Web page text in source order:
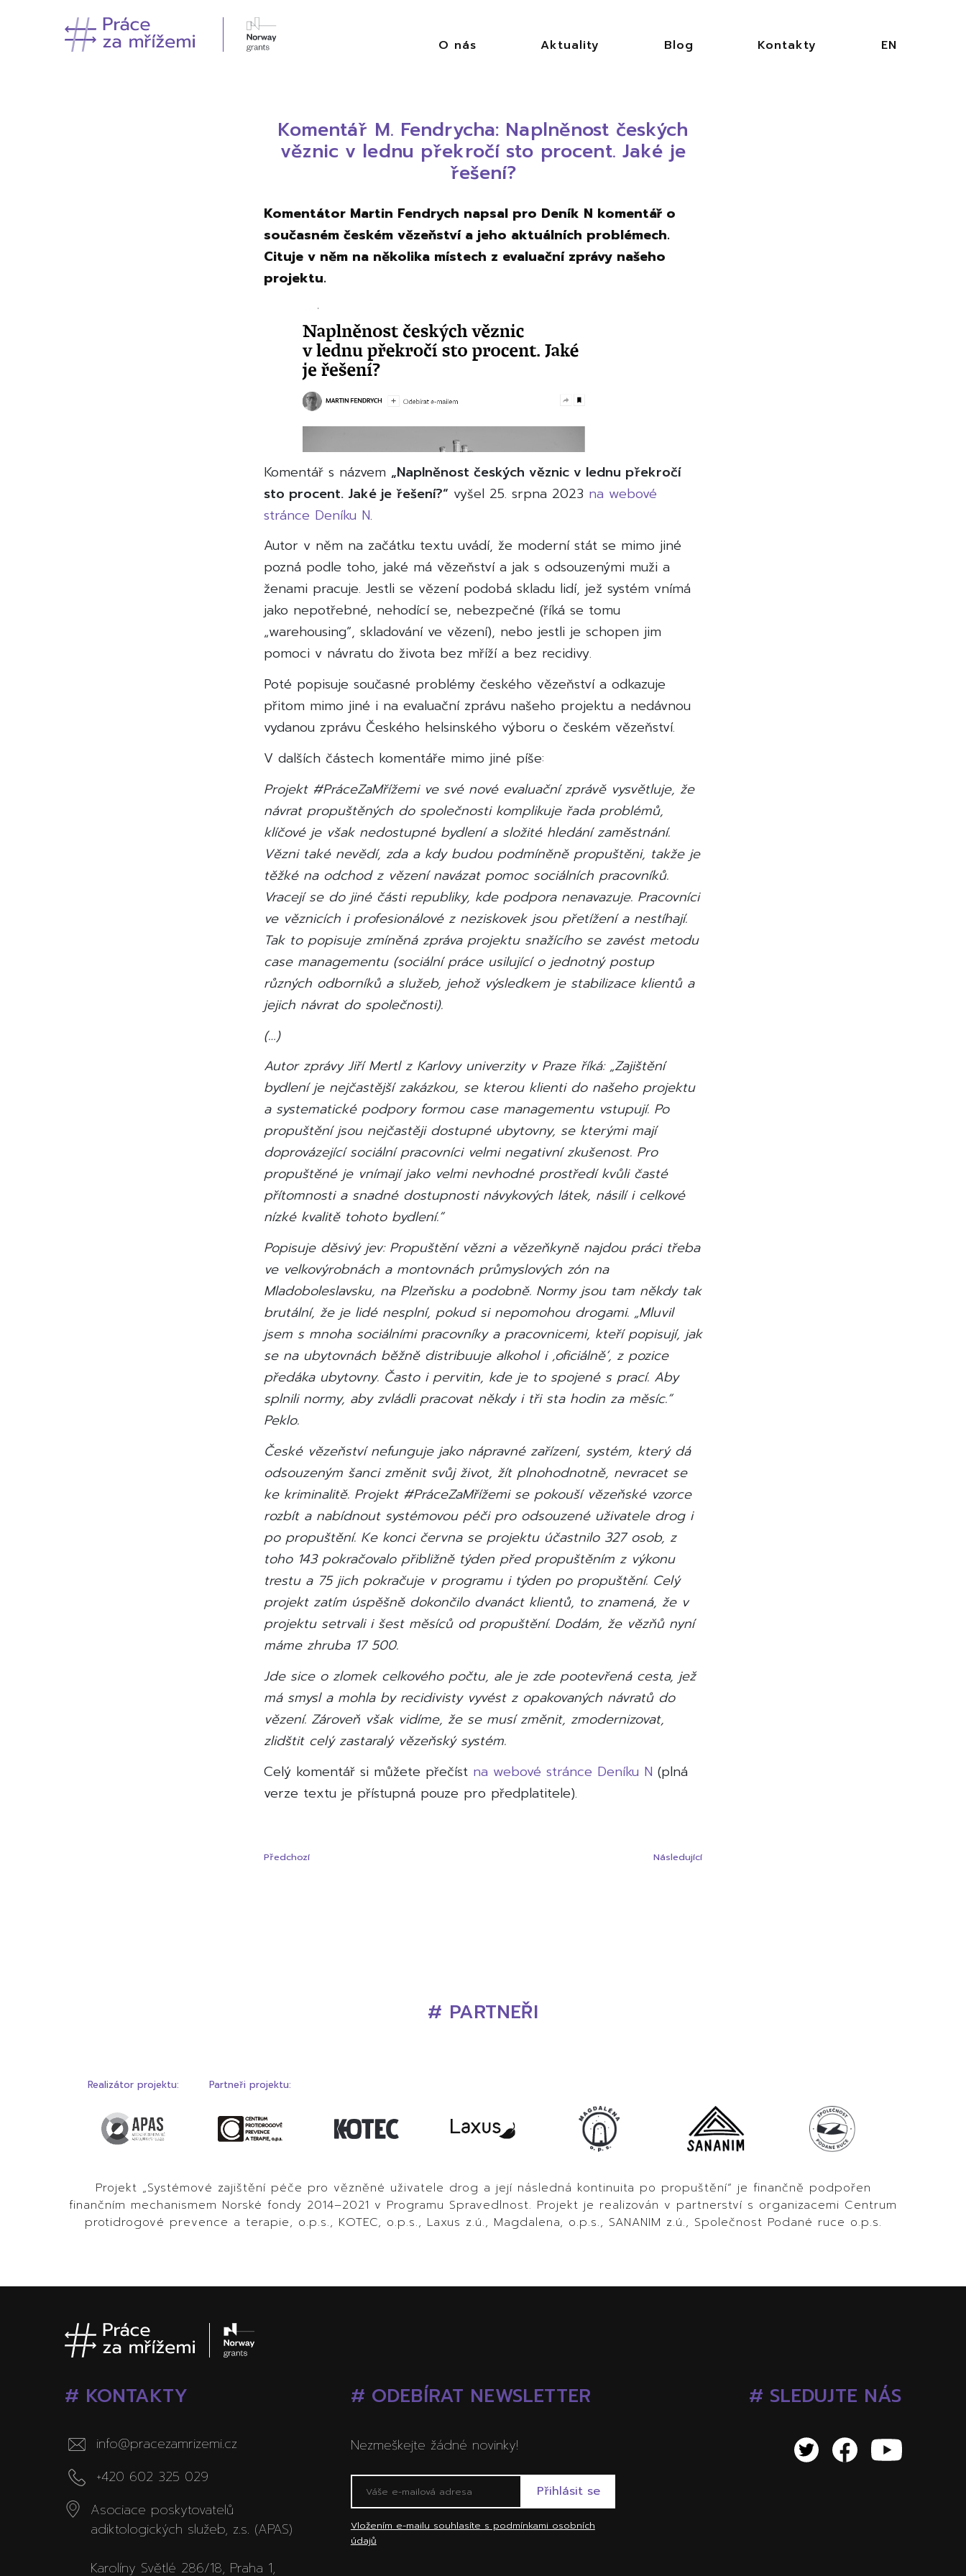
O nás Aktuality Blog Kontakty EN
Komentář M. Fendrycha: Naplněnost českých
věznic v lednu překročí sto procent. Jaké je
řešení?
Komentátor Martin Fendrych napsal pro Deník N komentář o
současném českém vězeňství a jeho aktuálních problémech.
Cituje v něm na několika místech z evaluační zprávy našeho
projektu.
Komentář s názvem „Naplněnost českých věznic v lednu překročí
sto procent. Jaké je řešení?“ vyšel 25. srpna 2023 na webové
stránce Deníku N.
Autor v něm na začátku textu uvádí, že moderní stát se mimo jiné
pozná podle toho, jaké má vězeňství a jak s odsouzenými muži a
ženami pracuje. Jestli se vězení podobá skladu lidí, jež systém vnímá
jako nepotřebné, nehodící se, nebezpečné (říká se tomu
„warehousing“, skladování ve vězení), nebo jestli je schopen jim
pomoci v návratu do života bez mříží a bez recidivy.
Poté popisuje současné problémy českého vězeňství a odkazuje
přitom mimo jiné i na evaluační zprávu našeho projektu a nedávnou
vydanou zprávu Českého helsinského výboru o českém vězeňství.
V dalších částech komentáře mimo jiné píše:
Projekt #PráceZaMřížemi ve své nové evaluační zprávě vysvětluje, že
návrat propuštěných do společnosti komplikuje řada problémů,
klíčové je však nedostupné bydlení a složité hledání zaměstnání.
Vězni také nevědí, zda a kdy budou podmíněně propuštěni, takže je
těžké na odchod z vězení navázat pomoc sociálních pracovníků.
Vracejí se do jiné části republiky, kde podpora nenavazuje. Pracovníci
ve věznicích i profesionálové z neziskovek jsou přetížení a nestíhají.
Tak to popisuje zmíněná zpráva projektu snažícího se zavést metodu
case managementu (sociální práce usilující o jednotný postup
různých odborníků a služeb, jehož výsledkem je stabilizace klientů a
jejich návrat do společnosti).
(…)
Autor zprávy Jiří Mertl z Karlovy univerzity v Praze říká: „Zajištění
bydlení je nejčastější zakázkou, se kterou klienti do našeho projektu
a systematické podpory formou case managementu vstupují. Po
propuštění jsou nejčastěji dostupné ubytovny, se kterými mají
doprovázející sociální pracovníci velmi negativní zkušenost. Pro
propuštěné je vnímají jako velmi nevhodné prostředí kvůli časté
přítomnosti a snadné dostupnosti návykových látek, násilí i celkové
nízké kvalitě tohoto bydlení.“
Popisuje děsivý jev: Propuštění vězni a vězeňkyně najdou práci třeba
ve velkovýrobnách a montovnách průmyslových zón na
Mladoboleslavsku, na Plzeňsku a podobně. Normy jsou tam někdy tak
brutální, že je lidé nesplní, pokud si nepomohou drogami. „Mluvil
jsem s mnoha sociálními pracovníky a pracovnicemi, kteří popisují, jak
se na ubytovnách běžně distribuuje alkohol i ‚oficiálně‘, z pozice
předáka ubytovny. Často i pervitin, kde je to spojené s prací. Aby
splnili normy, aby zvládli pracovat někdy i tři sta hodin za měsíc.“
Peklo.
České vězeňství nefunguje jako nápravné zařízení, systém, který dá
odsouzeným šanci změnit svůj život, žít plnohodnotně, nevracet se
ke kriminalitě. Projekt #PráceZaMřížemi se pokouší vězeňské vzorce
rozbít a nabídnout systémovou péči pro odsouzené uživatele drog i
po propuštění. Ke konci června se projektu účastnilo 327 osob, z
toho 143 pokračovalo přibližně týden před propuštěním z výkonu
trestu a 75 jich pokračuje v programu i týden po propuštění. Celý
projekt zatím úspěšně dokončilo dvanáct klientů, to znamená, že v
projektu setrvali i šest měsíců od propuštění. Dodám, že vězňů nyní
máme zhruba 17 500.
Jde sice o zlomek celkového počtu, ale je zde pootevřená cesta, jež
má smysl a mohla by recidivisty vyvést z opakovaných návratů do
vězení. Zároveň však vidíme, že se musí změnit, zmodernizovat,
zlidštit celý zastaralý vězeňský systém.
Celý komentář si můžete přečíst na webové stránce Deníku N (plná
verze textu je přístupná pouze pro předplatitele).
Navigace
Předchozí NásledujícíPrevious
# PARTNEŘI
Partneři projektu:
Realizátor projektu:
Projekt „Systémové zajištění péče pro vězněné uživatele drog a její následná kontinuita po propuštění“ je finančně podpořen
finančním mechanismem Norské fondy 2014–2021 v Programu Spravedlnost. Projekt je realizován v partnerství s organizacemi Centrum
protidrogové prevence a terapie, o.p.s., KOTEC, o.p.s., Laxus z.ú., Magdalena, o.p.s., SANANIM z.ú., Společnost Podané ruce o.p.s.
# KONTAKTY
info@pracezamrizemi.cz
+420 602 325 029
Asociace poskytovatelů
adiktologických služeb, z.s. (APAS)
Karolíny Světlé 286/18, Praha 1,
# ODEBÍRAT NEWSLETTER
Nezmeškejte žádné novinky!
Vložením e-mailu souhlasíte s podmínkami osobních
údajů
# SLEDUJTE NÁS